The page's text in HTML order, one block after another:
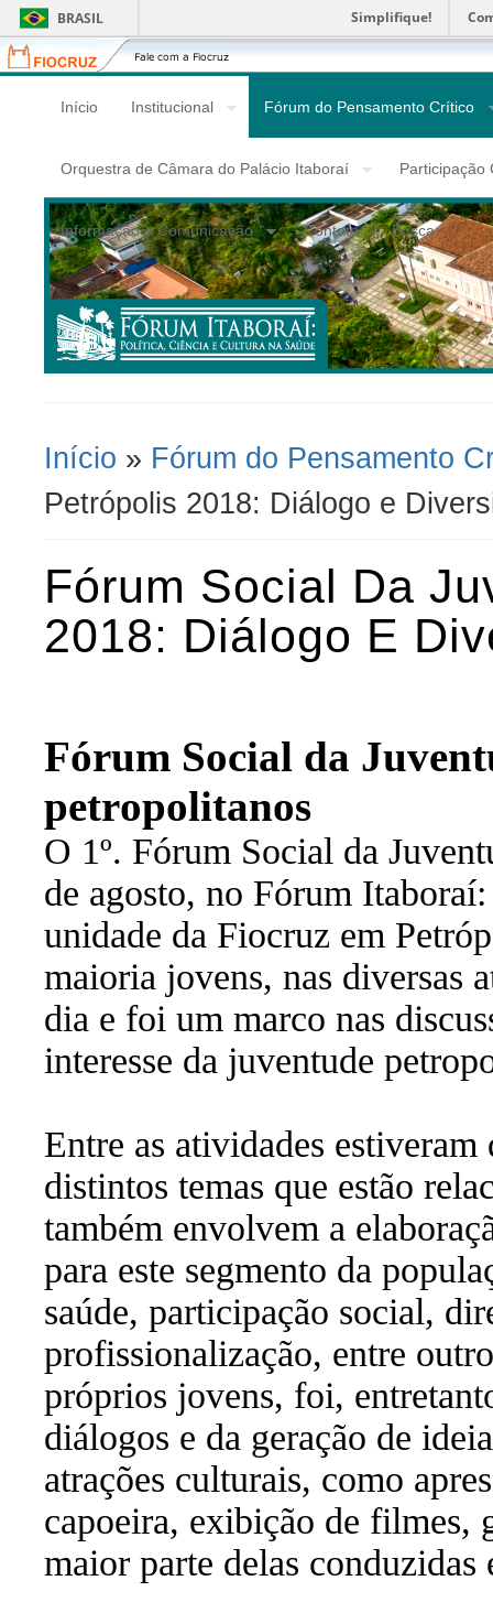
BRASIL Simplifique!
Fiocruz
Fale
com
Fiocruz
Início Institucional Fórum do Pensamento Crítico
Orquestra de Câmara do Palácio Itaboraí Participação
Informação e Comunicação Contato Busca
Você Está Aqui
Início » Fórum do Pensamento
Petrópolis 2018: Diálogo e
Fórum Social Da
2018: Diálogo E
Fórum Social da
petropolitanos
O 1º. Fórum Social da
de agosto, no Fórum
unidade da Fiocruz em
maioria jovens, nas diversas
dia e foi um marco nas
interesse da juventude
Entre as atividades estiveram
distintos temas que estão
também envolvem a
para este segmento da
saúde, participação social,
profissionalização, entre
próprios jovens, foi,
diálogos e da geração de
atrações culturais, como
capoeira, exibição de filmes,
maior parte delas